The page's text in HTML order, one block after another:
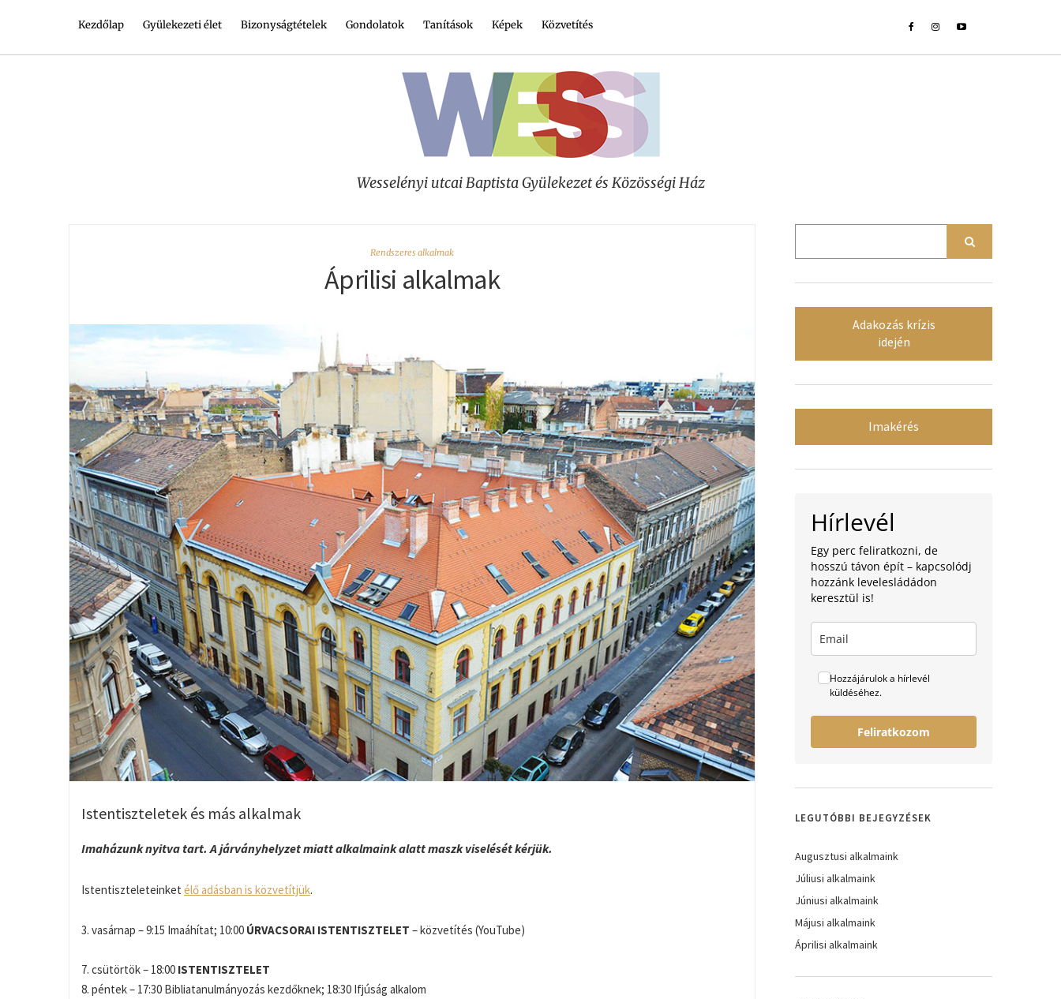
Kezdőlap Gyülekezeti élet Bizonyságtételek Gondolatok Tanítások Képek Közvetítés
Wesselényi utcai Baptista Gyülekezet és Közösségi Ház
Rendszeres alkalmak
Áprilisi alkalmak
Istentiszteletek és más alkalmak
Imaházunk nyitva tart. A járványhelyzet miatt alkalmaink alatt maszk viselését kérjük.
Istentiszteleteinket élő adásban is közvetítjük.
3. vasárnap – 9:15 Imaáhítat; 10:00 ÚRVACSORAI ISTENTISZTELET – közvetítés (YouTube)
7. csütörtök – 18:00 ISTENTISZTELET
8. péntek – 17:30 Bibliatanulmányozás kezdőknek; 18:30 Ifjúság alkalom
Adakozás krízis
idején
Imakérés
Hírlevél
Egy perc feliratkozni, de
hosszú távon épít – kapcsolódj
hozzánk levelesládádon
keresztül is!
Hozzájárulok a hírlevél
küldéséhez.
Feliratkozom
LEGUTÓBBI BEJEGYZÉSEK
Augusztusi alkalmaink
Júliusi alkalmaink
Júniusi alkalmaink
Májusi alkalmaink
Áprilisi alkalmaink